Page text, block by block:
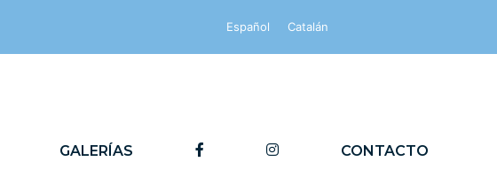
Español Catalán
GALERÍAS FACEBOOKINSTAGRAMCONTACTO